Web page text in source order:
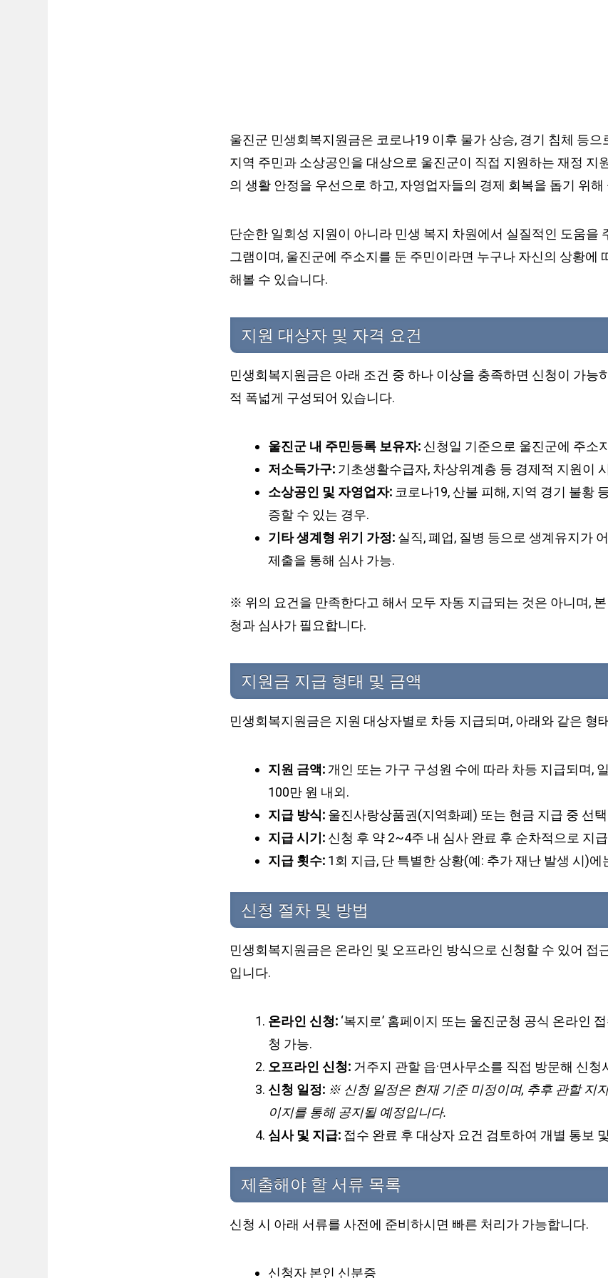
울진군 민생회복지원금은 코로나19 이후 물가 상승, 경기 침체 등으
지역 주민과 소상공인을 대상으로 울진군이 직접 지원하는 재정 지
의 생활 안정을 우선으로 하고, 자영업자들의 경제 회복을 돕기 위
단순한 일회성 지원이 아니라 민생 복지 차원에서 실질적인 도움을
그램이며, 울진군에 주소지를 둔 주민이라면 누구나 자신의 상황에
해볼 수 있습니다.
지원 대상자 및 자격 요건
민생회복지원금은 아래 조건 중 하나 이상을 충족하면 신청이 가능
적 폭넓게 구성되어 있습니다.
울진군 내 주민등록 보유자: 신청일 기준으로 울진군에 주소
저소득가구: 기초생활수급자, 차상위계층 등 경제적 지원이
소상공인 및 자영업자: 코로나19, 산불 피해, 지역 경기 불황
증할 수 있는 경우.
기타 생계형 위기 가정: 실직, 폐업, 질병 등으로 생계유지가
제출을 통해 심사 가능.
※ 위의 요건을 만족한다고 해서 모두 자동 지급되는 것은 아니며,
청과 심사가 필요합니다.
지원금 지급 형태 및 금액
민생회복지원금은 지원 대상자별로 차등 지급되며, 아래와 같은 형
지원 금액:개인 또는 가구 구성원 수에 따라 차등 지급되며,
100만 원 내외.
지급 방식: 울진사랑상품권(지역화폐) 또는 현금 지급 중 선
지급 시기: 신청 후 약 2~4주 내 심사 완료 후 순차적으로 지
지급 횟수: 1회 지급, 단 특별한 상황(예: 추가 재난 발생 시)에
신청 절차 및 방법
민생회복지원금은 온라인 및 오프라인 방식으로 신청할 수 있어 접
입니다.
온라인 신청: ‘복지로’ 홈페이지 또는 울진군청 공식 온라인
청 가능.
오프라인 신청: 거주지 관할 읍·면사무소를 직접 방문해 신청
신청 일정: ※ 신청 일정은 현재 기준 미정이며, 추후 관할 지
이지를 통해 공지될 예정입니다.
심사 및 지급: 접수 완료 후 대상자 요건 검토하여 개별 통보
제출해야 할 서류 목록
신청 시 아래 서류를 사전에 준비하시면 빠른 처리가 가능합니다.
신청자 본인 신분증